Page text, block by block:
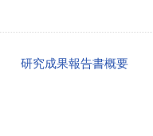
研究成果報告書概要